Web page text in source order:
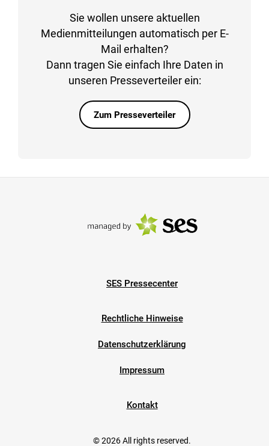
Sie wollen unsere aktuellen
Medienmitteilungen automatisch per E-
Mail erhalten?
Dann tragen Sie einfach Ihre Daten in
unseren Presseverteiler ein:
Zum Presseverteiler
SES Pressecenter
Rechtliche Hinweise
Datenschutzerklärung
Impressum
Kontakt
© 2026 All rights reserved.